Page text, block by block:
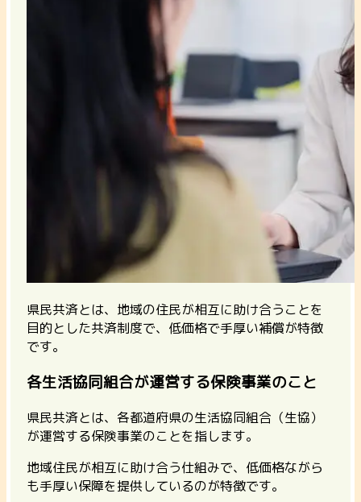
県民共済とは、地域の住民が相互に助け合うことを
目的とした共済制度で、低価格で手厚い補償が特徴
です。
各生活協同組合が運営する保険事業のこと
県民共済とは、各都道府県の生活協同組合（生協）
が運営する保険事業のことを指します。
地域住民が相互に助け合う仕組みで、低価格ながら
も手厚い保障を提供しているのが特徴です。